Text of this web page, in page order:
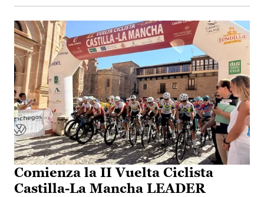
Comienza la II Vuelta Ciclista
Castilla-La Mancha LEADER